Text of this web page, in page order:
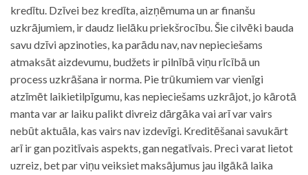
kredītu. Dzīvei bez kredīta, aizņēmuma un ar finanšu
uzkrājumiem, ir daudz lielāku priekšrocību. Šie cilvēki bauda
savu dzīvi apzinoties, ka parādu nav, nav nepieciešams
atmaksāt aizdevumu, budžets ir pilnībā viņu rīcībā un
process uzkrāšana ir norma. Pie trūkumiem var vienīgi
atzīmēt laikietilpīgumu, kas nepieciešams uzkrājot, jo kārotā
manta var ar laiku palikt divreiz dārgāka vai arī var vairs
nebūt aktuāla, kas vairs nav izdevīgi. Kreditēšanai savukārt
arī ir gan pozitīvais aspekts, gan negatīvais. Preci varat lietot
uzreiz, bet par viņu veiksiet maksājumus jau ilgākā laika